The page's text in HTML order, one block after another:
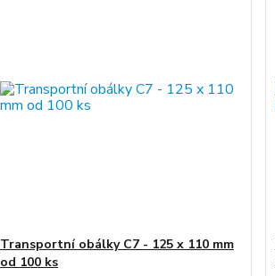
Transportní obálky C7 - 125 x 110 mm
od 100 ks